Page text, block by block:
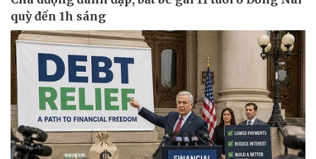
Thể thao
Bóng đá
Lịch thi đấu bóng đá
Thế giới thể thao
eSports
Ô tô - Xe máy
Ô tô
Xe máy
Tư vấn